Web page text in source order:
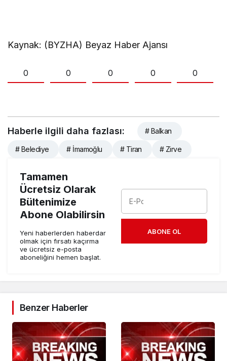
Kaynak: (BYZHA) Beyaz Haber Ajansı
0 0 0 0 0
Haberle ilgili daha fazlası: # Balkan
# Belediye # İmamoğlu # Tiran # Zirve
Tamamen
Ücretsiz Olarak
Bültenimize
Abone Olabilirsin
Yeni haberlerden haberdar
olmak için fırsatı kaçırma
ve ücretsiz e-posta
aboneliğini hemen başlat.
ABONE OL
Benzer Haberler